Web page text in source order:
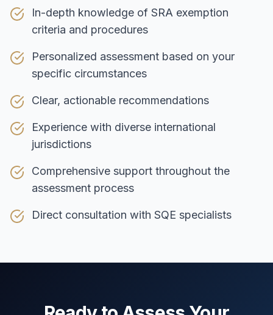
In-depth knowledge of SRA exemption
criteria and procedures
Personalized assessment based on your
specific circumstances
Clear, actionable recommendations
Experience with diverse international
jurisdictions
Comprehensive support throughout the
assessment process
Direct consultation with SQE specialists